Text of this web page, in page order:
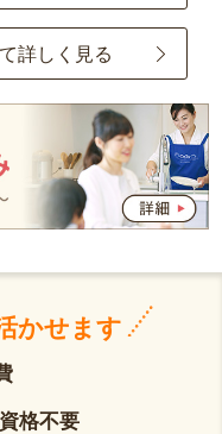
詳しく見る
かせます
格不要